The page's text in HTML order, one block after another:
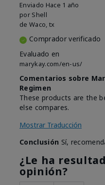
Enviado Hace 1 año
por Shell
de Waco, tx
Comprador verificado
Evaluado en
marykay.com/en-us/
Comentarios sobre
Regimen
These products are the
else compares.
Mostrar Traducción
Conclusión Sí,
¿Le ha
opinión?